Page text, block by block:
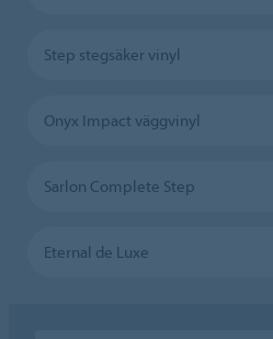
Step stegsäker vinyl
Onyx Impact väggvinyl
Sarlon Complete Step
Eternal de Luxe